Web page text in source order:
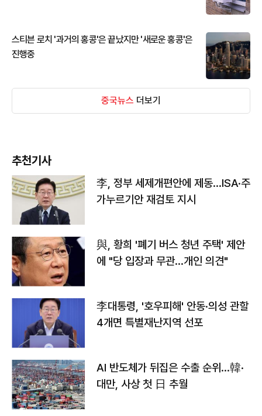
스티븐 로치 '과거의 홍콩'은 끝났지만 '새로운 홍콩'은
진행중
중국뉴스 더보기
추천기사
李, 정부 세제개편안에 제동…ISA·주
가누르기안 재검토 지시
與, 황희 '폐기 버스 청년 주택' 제안
에 "당 입장과 무관…개인 의견"
李대통령, '호우피해' 안동·의성 관할
4개면 특별재난지역 선포
AI 반도체가 뒤집은 수출 순위…韓·
대만, 사상 첫 日 추월